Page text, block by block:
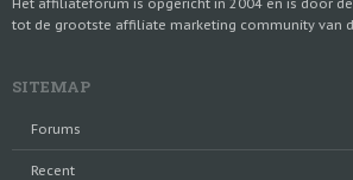
tot de grootste affiliate marketing community van
SITEMAP
Forums
Recent